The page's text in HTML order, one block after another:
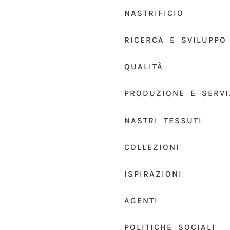
NASTRIFICIO
RICERCA E SVILUPPO
QUALITÀ
PRODUZIONE E
NASTRI TESSUTI
COLLEZIONI
ISPIRAZIONI
AGENTI
POLITICHE SOCIALI